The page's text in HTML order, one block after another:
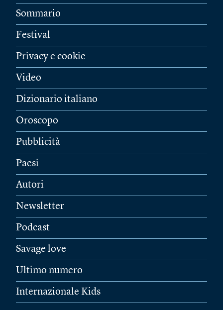
Sommario
Festival
Privacy e cookie
Video
Dizionario italiano
Oroscopo
Pubblicità
Paesi
Autori
Newsletter
Podcast
Savage love
Ultimo numero
Internazionale Kids